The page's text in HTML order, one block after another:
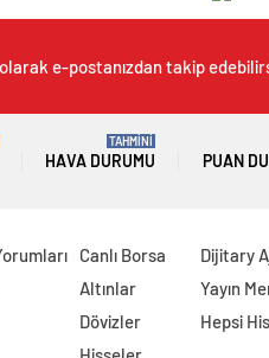
e-postanızdan takip
HAVA DURUMU
TAHMİNİ
PUAN
Canlı Borsa
Altınlar
Dövizler
Dijitary
Yayın
Hepsi